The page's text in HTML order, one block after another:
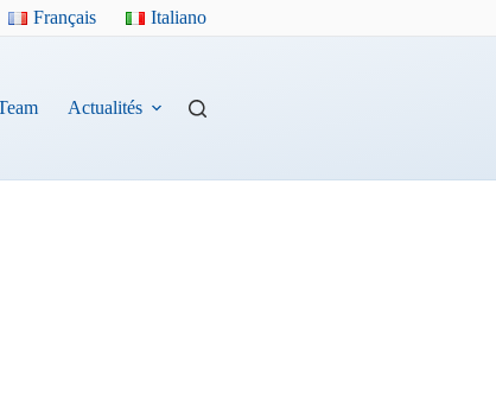
Français Italiano
Actualités